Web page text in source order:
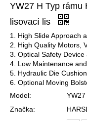
YW27 H Typ rámu
lisovací lis
1. High Slide Approach
2. High Quality Motors,
3. Optical Safety
4. Low Maintenance
5. Hydraulic Die
6. Optional Moving
Model:
YW27
Značka: